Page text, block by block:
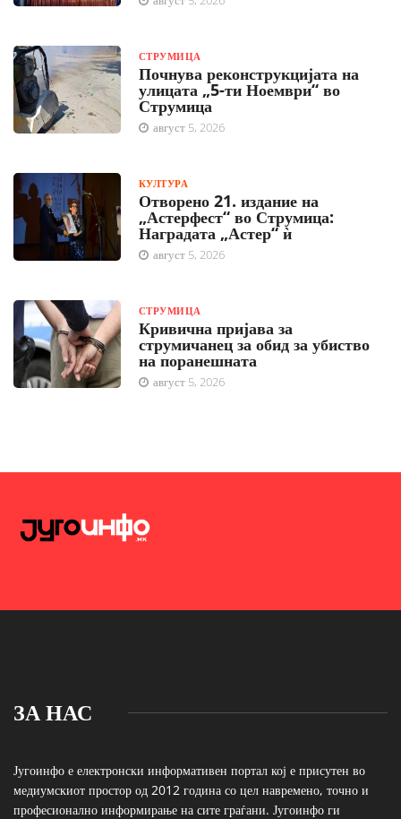
СТРУМИЦА
Почнува реконструкцијата на
улицата „5-ти Ноември“ во
Струмица
август 5, 2026
КУЛТУРА
Отворено 21. издание на
„Астерфест“ во Струмица:
Наградата „Астер“ ѝ
август 5, 2026
СТРУМИЦА
Кривична пријава за
струмичанец за обид за убиство
на поранешната
август 5, 2026
ЗА НАС
Југоинфо е електронски информативен портал кој е присутен во
медиумскиот простор од 2012 година со цел навремено, точно и
професионално информирање на сите граѓани. Југоинфо ги